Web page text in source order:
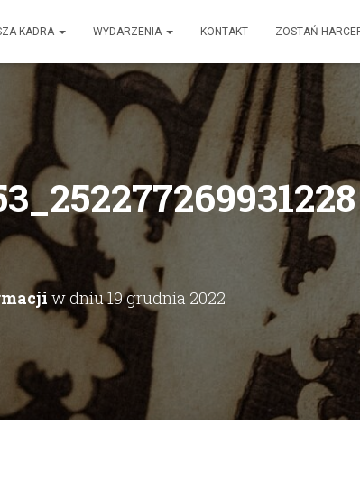
KADRA WYDARZENIA KONTAKT ZOSTAŃ
w dniu19 grudnia 2022